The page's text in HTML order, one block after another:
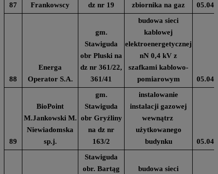
87 Frankowscy dz nr 19 zbiornika na gaz
88
Energa
Operator S.A.
gm.
Stawiguda
obr Pluski na
dz nr 361/22,
361/41
budowa sieci
kablowej
elektroenergetycznej
nN 0,4 kV z
szafkami kablowo-
pomiarowym
89
BioPoint
M.Jankowski M.
Niewiadomska
sp.j.
gm.
Stawiguda
obr Gryźliny
na dz nr
163/2
instalowanie
instalacji gazowej
wewnątrz
użytkowanego
budynku
Stawiguda
obr. Bartąg
budowa sieci